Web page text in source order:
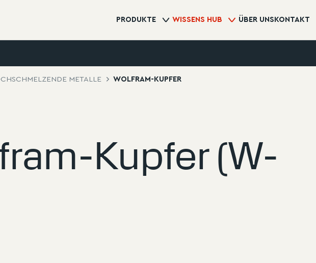
PRODUKTE WISSENS HUB ÜBER UNS KONTAKT
METALLE WOLFRAM-KUPFER
Kupfer (W-